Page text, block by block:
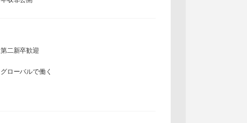
第二新卒歓迎
グローバルで働く